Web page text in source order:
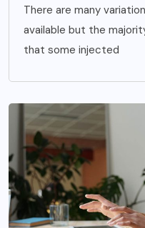
There are many
available but the
that some injected